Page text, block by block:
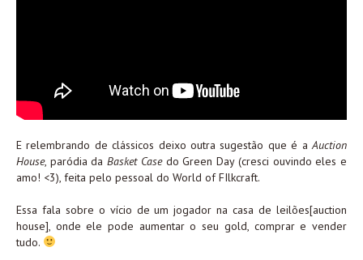
E relembrando de clássicos deixo outra sugestão que é a Auction
House, paródia daBasket Casedo Green Day (cresci ouvindo eles e
amo! <3), feita pelo pessoal do World of FIlkcraft.
Essa fala sobre o vício de um jogador na casa de leilões[auction
house], onde ele pode aumentar o seu gold, comprar e vender
tudo.